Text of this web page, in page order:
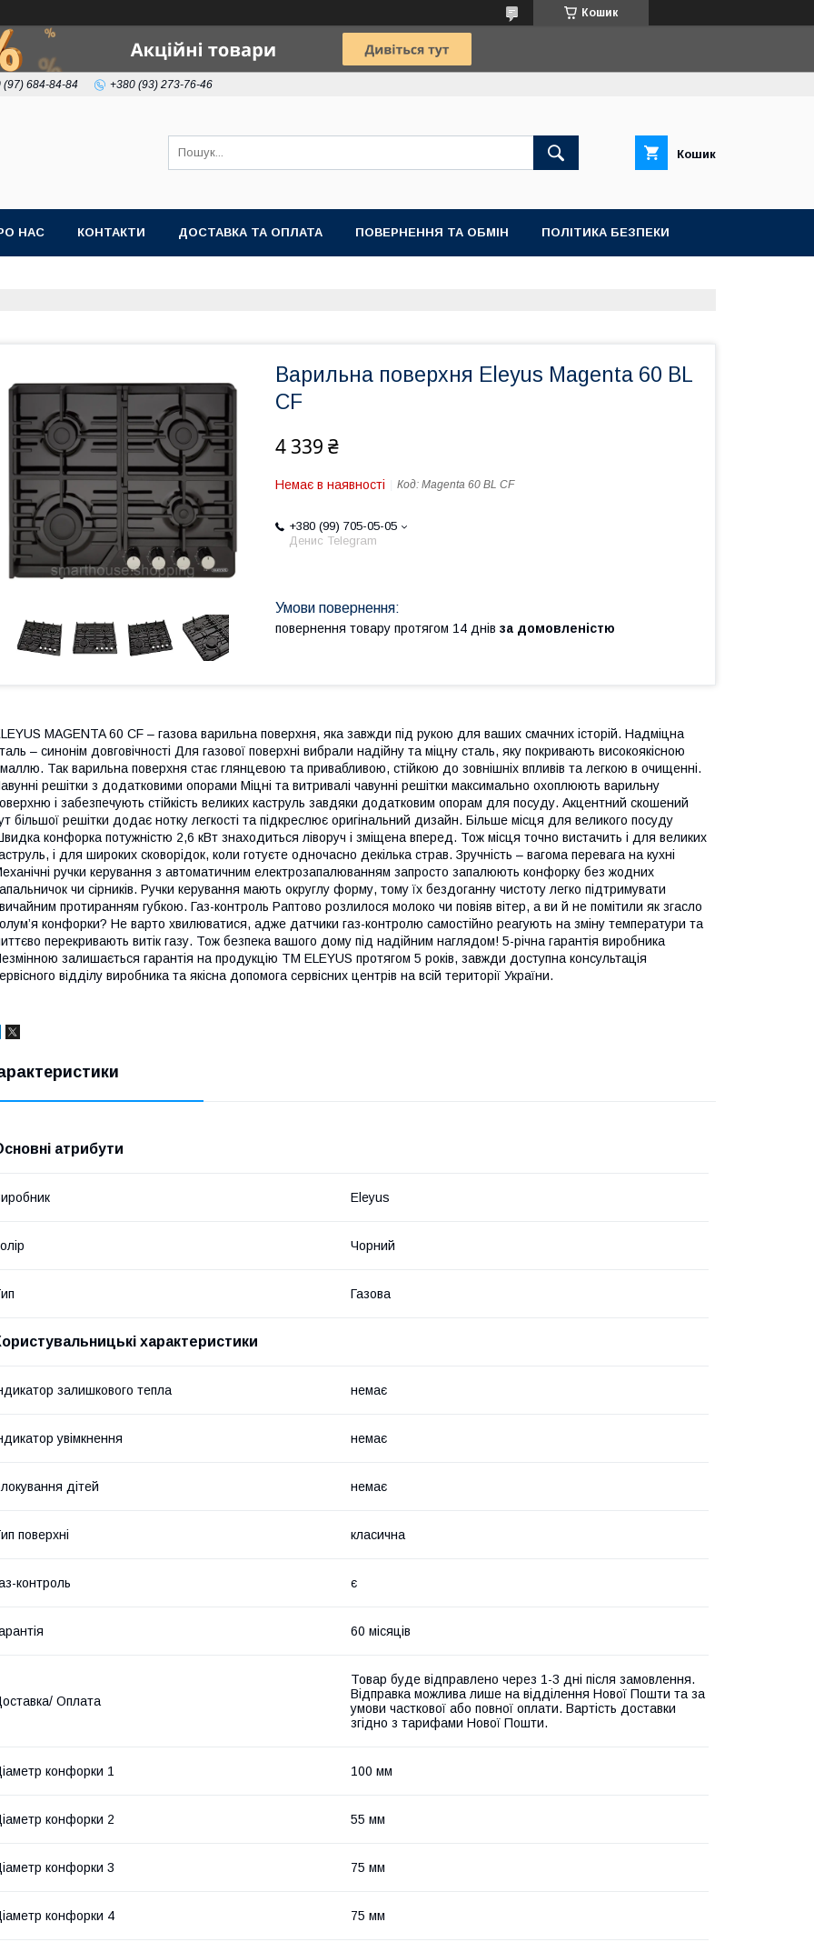
Кошик
(97) 684-84-84 +380 (93) 273-76-46
Кошик
НАС КОНТАКТИ ДОСТАВКА ТА ОПЛАТА ПОВЕРНЕННЯ ТА ОБМІН ПОЛІТИКА БЕЗПЕКИ
Варильна поверхня Eleyus Magenta 60 BL
CF
4 339 ₴
Немає в наявності Код: Magenta 60 BL CF
+380 (99) 705-05-05
Денис Telegram
повернення товару протягом 14 днів за домовленістю
MAGENTA 60 CF – газова варильна поверхня, яка завжди під рукою для ваших смачних історій. Надміцна
– синонім довговічності Для газової поверхні вибрали надійну та міцну сталь, яку покривають високоякісною
Так варильна поверхня стає глянцевою та привабливою, стійкою до зовнішніх впливів та легкою в очищенні.
решітки з додатковими опорами Міцні та витривалі чавунні решітки максимально охоплюють варильну
і забезпечують стійкість великих каструль завдяки додатковим опорам для посуду. Акцентний скошений
більшої решітки додає нотку легкості та підкреслює оригінальний дизайн. Більше місця для великого посуду
конфорка потужністю 2,6 кВт знаходиться ліворуч і зміщена вперед. Тож місця точно вистачить і для великих
і для широких сковорідок, коли готуєте одночасно декілька страв. Зручність – вагома перевага на кухні
ручки керування з автоматичним електрозапалюванням запросто запалюють конфорку без жодних
чи сірників. Ручки керування мають округлу форму, тому їх бездоганну чистоту легко підтримувати
протиранням губкою. Газ-контроль Раптово розлилося молоко чи повіяв вітер, а ви й не помітили як згасло
конфорки? Не варто хвилюватися, адже датчики газ-контролю самостійно реагують на зміну температури та
перекривають витік газу. Тож безпека вашого дому під надійним наглядом! 5-річна гарантія виробника
залишається гарантія на продукцію TM ELEYUS протягом 5 років, завжди доступна консультація
відділу виробника та якісна допомога сервісних центрів на всій території України.
атрибути
Eleyus
Чорний
Газова
характеристики
залишкового тепла немає
увімкнення немає
дітей немає
поверхні класична
контроль є
60 місяців
Оплата
Товар буде відправлено через 1-3 дні після замовлення.
Відправка можлива лише на відділення Нової Пошти та за
умови часткової або повної оплати. Вартість доставки
згідно з тарифами Нової Пошти.
конфорки 1 100 мм
конфорки 2 55 мм
конфорки 3 75 мм
конфорки 4 75 мм